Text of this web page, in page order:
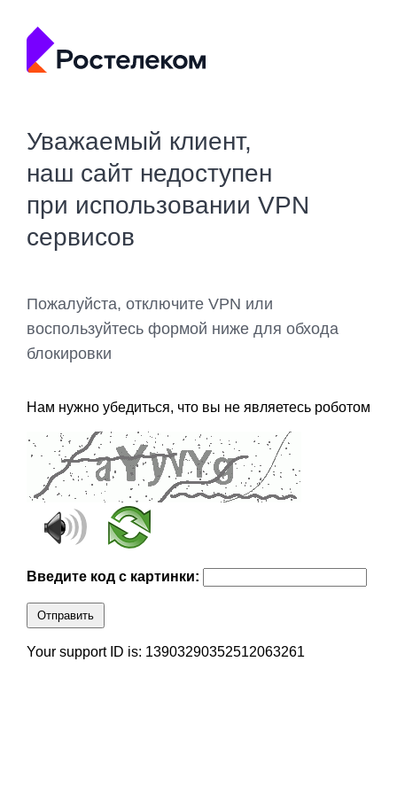
Уважаемый клиент,
наш сайт недоступен
при использовании VPN
сервисов
Пожалуйста, отключите VPN или
воспользуйтесь формой ниже для обхода
блокировки
Нам нужно убедиться, что вы не являетесь роботом
Введите код с картинки:
Отправить
Your support ID is: 13903290352512063261